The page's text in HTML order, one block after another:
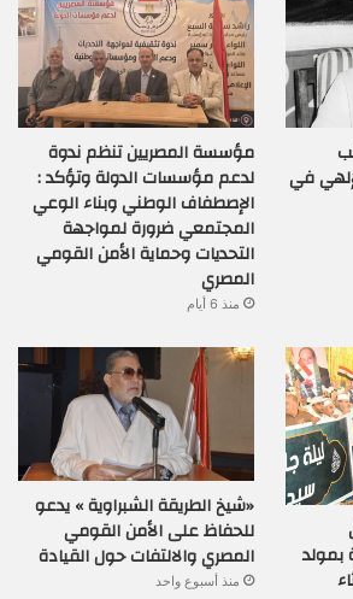
في
مؤسسة المصريين تنظم ندوة
لدعم مؤسسات الدولة وتؤكد :
الإصطفاف الوطني وبناء الوعي
المجتمعي ضرورة لمواجهة
التحديات وحماية الأمن القومي
المصري
منذ 6 أيام
بمولد
«شيخ الطريقة الشبراوية » يدعو
للحفاظ على الأمن القومي
المصري والالتفات حول القيادة
منذ أسبوع واحد